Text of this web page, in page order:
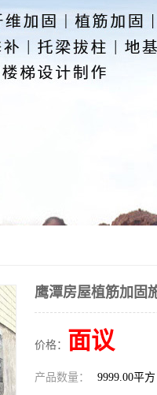
鹰潭房屋植筋加固
价格： 面议
产品数量： 9999.00平方